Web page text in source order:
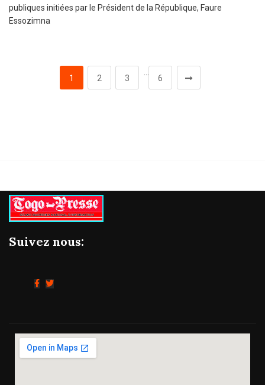
publiques initiées par le Président de la République, Faure
Essozimna
1 2 3 6
Suivez nous: